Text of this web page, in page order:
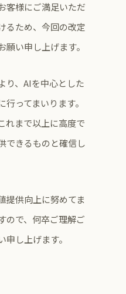
客様にご満足いただ
るため、今回の改定
い申し上げます。
り、AIを中心とした
ってまいります。
れまで以上に高度で
できるものと確信し
提供向上に努めてま
ので、何卒ご理解ご
し上げます。